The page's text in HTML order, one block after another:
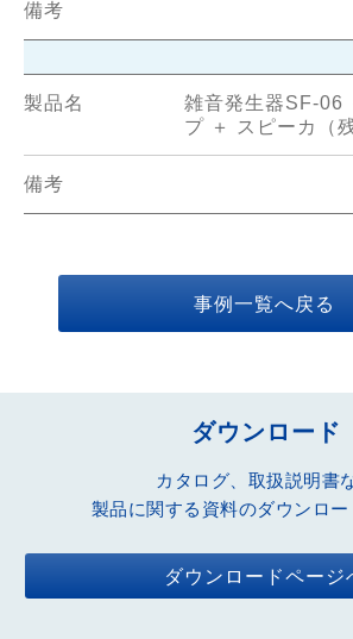
雑音発生器SF-06
プ ＋ スピーカ（
事例一覧へ戻る
ダウンロード
カタログ、取扱説明書
製品に関する資料のダウンロー
ダウンロードページ